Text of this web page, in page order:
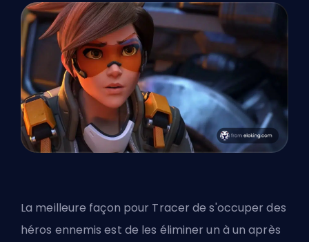
La meilleure façon pour Tracer de s'occuper des
héros ennemis est de les éliminer un à un après